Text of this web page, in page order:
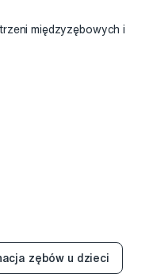
międzyzębowych i
zębów u dzieci